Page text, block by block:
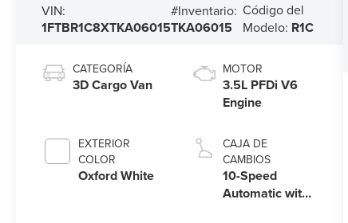
VIN:
1FTBR1C8XTKA06015
#Inventario:
TKA06015
Código del
Modelo: R1C
CATEGORÍA
3D Cargo Van
EXTERIOR
COLOR
Oxford White
MOTOR
3.5L PFDi V6
Engine
CAJA DE
CAMBIOS
10-Speed
Automatic with